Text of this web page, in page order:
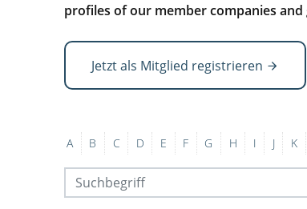
profiles of our member companies
Jetzt als Mitglied registrieren
A B C D E F G H I J K